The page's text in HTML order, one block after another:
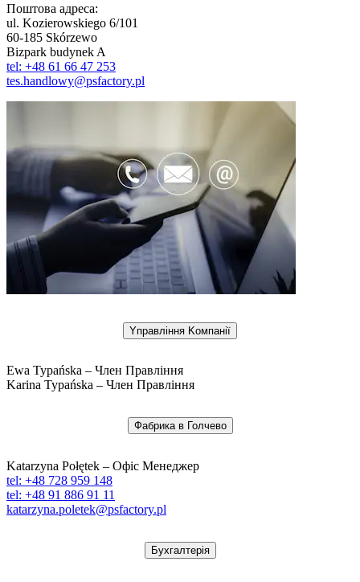
Поштова адреса:
ul. Kozierowskiego 6/101
60-185 Skórzewo
Bizpark budynek A
tel: +48 61 66 47 253
tes.handlowy@psfactory.pl
Yправління Kомпанії
Ewa Typańska – Член Правління
Karina Typańska – Член Правління
Фабрика в Голчево
Katarzyna Połętek – Офіс Менеджер
tel: +48 728 959 148
tel: +48 91 886 91 11
katarzyna.poletek@psfactory.pl
Бухгалтерія